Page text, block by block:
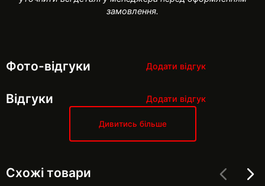
замовлення.
Фото-відгуки Додати відгук
Відгуки Додати відгук
Дивитись більше
Схожі товари